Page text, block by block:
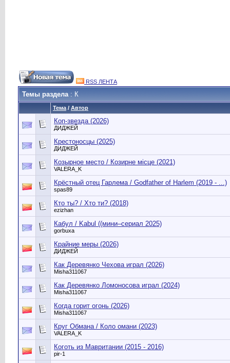
RSS ЛЕНТА
Темы раздела: К
Тема / Автор
Коп-звезда (2026)
ДИДЖЕЙ
Крестоносцы (2025)
ДИДЖЕЙ
Козырное место / Козирне місце (2021)
VALERA_K
Крёстный отец Гарлема / Godfather of Harlem (2019 - ...)
spas89
Кто ты? / Хто ти? (2018)
ezizhan
Кабул / Kabul ((мини–сериал 2025)
gorbuxa
Крайние меры (2026)
ДИДЖЕЙ
Как Деревянко Чехова играл (2026)
Misha311067
Как Деревянко Ломоносова играл (2024)
Misha311067
Когда горит огонь (2026)
Misha311067
Круг Обмана / Коло омани (2023)
VALERA_K
Коготь из Мавритании (2015 - 2016)
pir-1